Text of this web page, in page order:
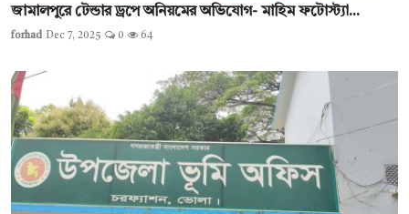
জামালপুরে টেন্ডার ড্রপে অনিয়মের অভিযোগ- মাহিম ফটোস্ট্যা...
forhad Dec 7, 2025 0 64